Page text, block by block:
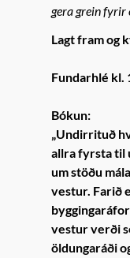
gera grein fyrir
Lagt fram og
Fundarhlé kl.
Bókun:
„Undirrituð
allra fyrsta til
um stöðu
vestur. Farið
vestur verði
öldungaráði